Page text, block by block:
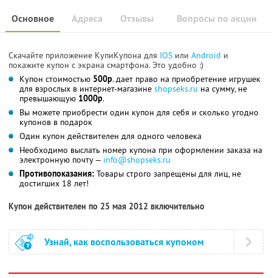
Основное Отзывы Вопросы по акции
Адреса
Скачайте приложение КупиКупона для IOS или Android и
покажите купон с экрана смартфона. Это удобно :)
Купон стоимостью 500р. дает право на приобретение игрушек
для взрослых в интернет-магазине shopseks.ru на сумму, не
превышающую 1000р.
Вы можете приобрести один купон для себя и сколько угодно
купонов в подарок
Один купон действителен для одного человека
Необходимо выслать номер купона при оформлении заказа на
электронную почту — info@shopseks.ru
Противопоказания: Товары строго запрещены для лиц, не
достигших 18 лет!
Купон действителен по 25 мая 2012 включительно
Узнай, как воспользоваться купоном